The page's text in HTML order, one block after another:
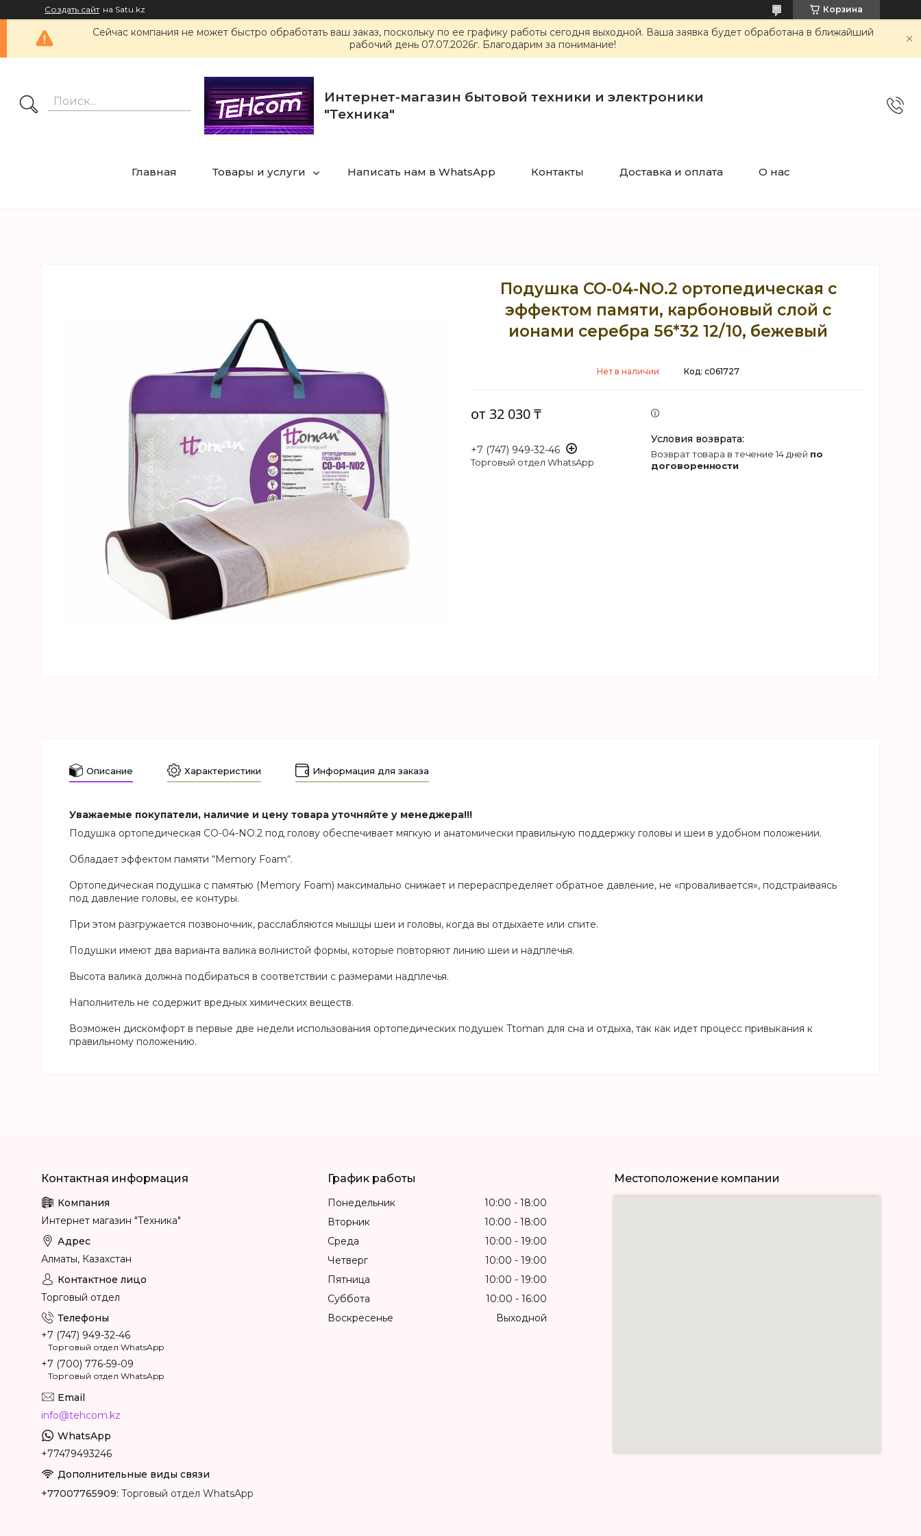
Создать сайт на Satu.kz Корзина
Сейчас компания не может быстро обработать ваш заказ, поскольку по ее графику работы сегодня выходной. Ваша заявка будет обработана в ближайший
рабочий день 07.07.2026г. Благодарим за понимание!
Интернет-магазин бытовой техники и электроники
"Техника"
Главная Товары и услуги Написать нам в WhatsApp Контакты Доставка и оплата О нас
Подушка CO-04-NO.2 ортопедическая с
эффектом памяти, карбоновый слой с
ионами серебра 56*32 12/10, бежевый
Нет в наличии Код: c061727
от 32 030 ₸
+7 (747) 949-32-46
Торговый отдел WhatsApp
возврат товара в течение 14 дней по
договоренности
Описание Характеристики Информация для заказа
Уважаемые покупатели, наличие и цену товара уточняйте у менеджера!!!
Подушка ортопедическая CO-04-NO.2 под голову обеспечивает мягкую и анатомически правильную поддержку головы и шеи в удобном положении.
Обладает эффектом памяти “Memory Foam“.
Ортопедическая подушка с памятью (Memory Foam) максимально снижает и перераспределяет обратное давление, не «проваливается», подстраиваясь
под давление головы, ее контуры.
При этом разгружается позвоночник, расслабляются мышцы шеи и головы, когда вы отдыхаете или спите.
Подушки имеют два варианта валика волнистой формы, которые повторяют линию шеи и надплечья.
Высота валика должна подбираться в соответствии с размерами надплечья.
Наполнитель не содержит вредных химических веществ.
Возможен дискомфорт в первые две недели использования ортопедических подушек Ttoman для сна и отдыха, так как идет процесс привыкания к
правильному положению.
Интернет магазин "Техника"
Алматы, Казахстан
Торговый отдел
+7 (747) 949-32-46
Торговый отдел WhatsApp
+7 (700) 776-59-09
Торговый отдел WhatsApp
info@tehcom.kz
+77479493246
+77007765909 Торговый отдел WhatsApp
График работы
Понедельник 10:00
18:00
Вторник
10:00
18:00
Среда
10:00
19:00
Четверг
10:00
19:00
Пятница
10:00
19:00
Суббота
10:00
16:00
Воскресенье
Выходной
Местоположение компании